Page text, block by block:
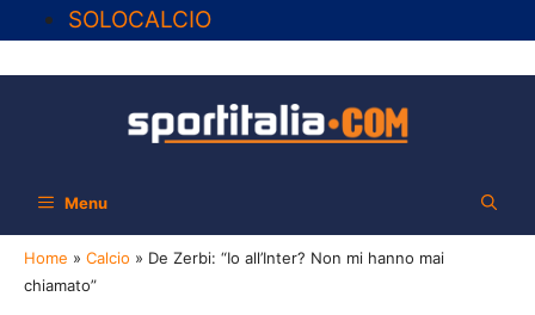
SOLOCALCIO
Menu
Home » Calcio » De Zerbi: “Io all’Inter? Non mi hanno mai
chiamato”